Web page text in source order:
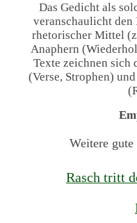
Das Gedicht als
veranschaulicht
rhetorischer Mittel
Anaphern
Texte zeichnen sich
(Verse, Strophen)
Weitere
Rasch tritt